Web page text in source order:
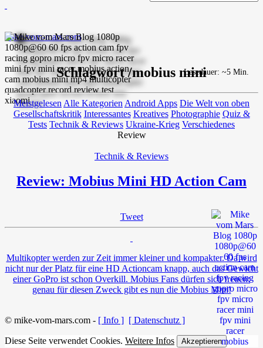
mike-vom-mars.com
Schlagwort /mobius mini
Meistgelesen Alle Kategorien Android Apps Die Welt von oben
Gesellschaftskritik Interessantes Kreatives Photographie Quiz &
Tests Technik & Reviews Ukraine-Krieg Verschiedenes
Review
Technik & Reviews
Review: Mobius Mini HD Action Cam
Tweet
Lesedauer: ~5 Min.
Multikopter werden zur Zeit immer kleiner und kompakter. Da wird
nicht nur der Platz für eine HD Actioncam knapp, auch das Gewicht
einer GoPro ist schon Overkill. Mobius Fans dürfen sich freuen:
genau für diesen Zweck gibt es nun die Mobius Mini!
© mike-vom-mars.com - [ Info ] [ Datenschutz ]
Diese Seite verwendet Cookies. Weitere Infos Akzeptieren